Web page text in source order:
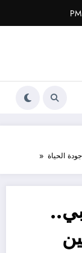
الحياة